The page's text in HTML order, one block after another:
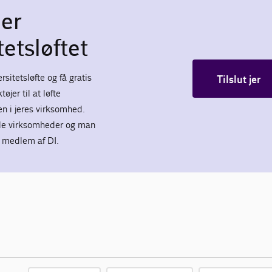
og få gratis
til at løfte
i jeres virksomhed.
virksomheder og man
af DI.
Tilslut jer